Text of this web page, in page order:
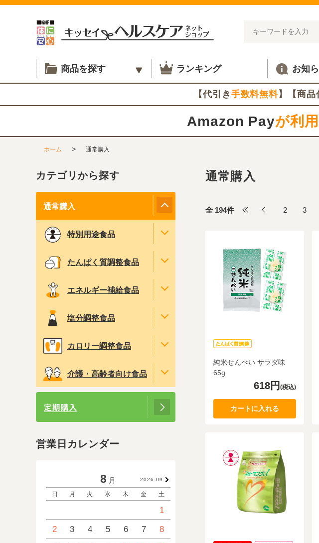
商品を探す ランキング お知
【代引き 手数料無料】【商
Amazon Payが利
ホーム > 通常購入
カテゴリから探す
通常購入
特別用途食品
たんぱく質調整食品
エネルギー補給食品
塩分調整食品
カロリー調整食品
介護・高齢者向け食品
営業日カレンダー
8 月 2026.09
日 月 火 水 木 金 土
1
2
3 4 5 6 7
8
9月 2026.10
木 金
2 3 4
通常購入
全 194件 2 3
純米せんべい サラダ味
65g
618円 (税込)
カートに入れる